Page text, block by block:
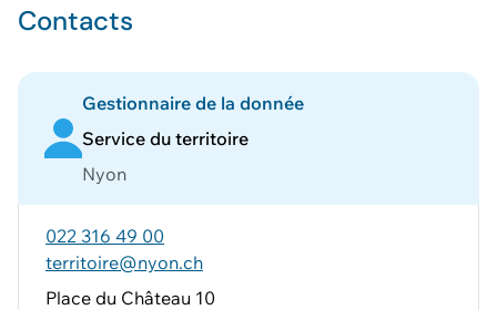
Contacts
Gestionnaire de la donnée
Service du territoire
Nyon
022 316 49 00
territoire@nyon.ch
Place du Château 10
Voir le panier